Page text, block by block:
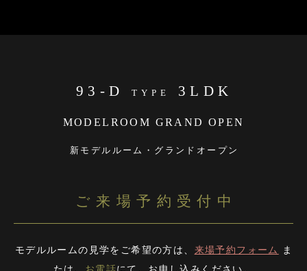
93-D TYPE 3LDK
MODELROOM GRAND OPEN
新モデルルーム・グランドオープン
ご来場予約受付中
モデルルームの見学をご希望の方は、 来場予約フォーム
ま